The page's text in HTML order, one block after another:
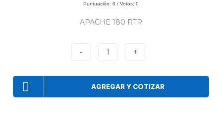
Puntuación: 0 / Votos: 0
APACHE 180 RTR
- 1 +
AGREGAR Y COTIZAR